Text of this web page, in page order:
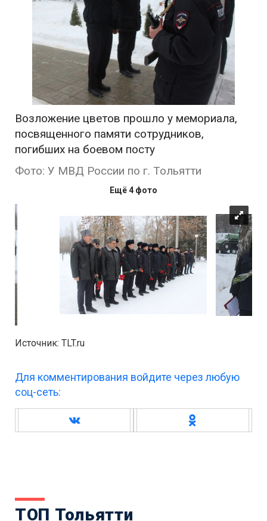
Возложение цветов прошло у мемориала,
посвященного памяти сотрудников,
погибших на боевом посту
Фото: У МВД России по г. Тольятти
Ещё 4 фото
Источник: TLT.ru
Для комментирования войдите через любую
соц-сеть:
ТОП Тольятти